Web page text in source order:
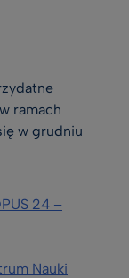
ramach
w grudniu
24 –
Nauki